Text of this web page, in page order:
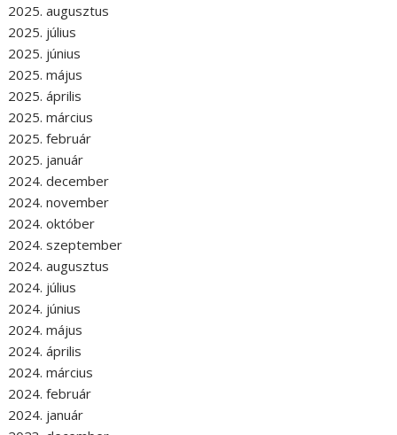
2025. augusztus
2025. július
2025. június
2025. május
2025. április
2025. március
2025. február
2025. január
2024. december
2024. november
2024. október
2024. szeptember
2024. augusztus
2024. július
2024. június
2024. május
2024. április
2024. március
2024. február
2024. január